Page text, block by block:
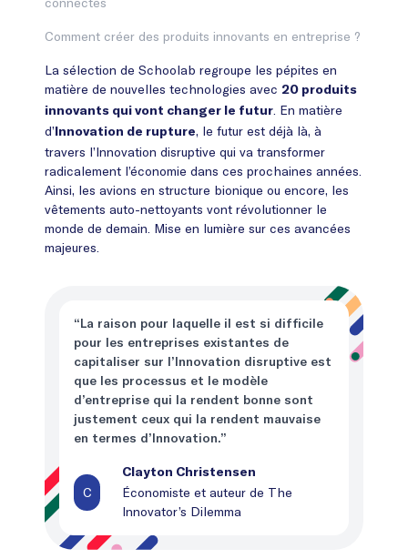
Comment créer des produits innovants en entreprise ?
La sélection de Schoolab regroupe les pépites en
matière de nouvelles technologies avec 20 produits
innovants qui vont changer le futur . En matière
d’ Innovation de rupture, le futur est déjà là, à
travers l’Innovation disruptive qui va transformer
radicalement l’économie dans ces prochaines années.
Ainsi, les avions en structure bionique ou encore, les
vêtements auto-nettoyants vont révolutionner le
monde de demain. Mise en lumière sur ces avancées
majeures.
“La raison pour laquelle il est si difficile
pour les entreprises existantes de
capitaliser sur l’Innovation disruptive est
que les processus et le modèle
d’entreprise qui la rendent bonne sont
justement ceux qui la rendent mauvaise
en termes d’Innovation.”
C
Clayton Christensen
Économiste et auteur de The
Innovator’s Dilemma